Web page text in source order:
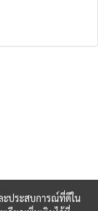
ะประสบการณ์ที่ดีใน